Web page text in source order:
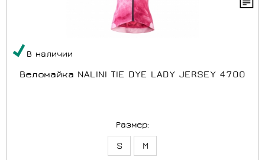
В наличии
Веломайка NALINI TIE DYE LADY JERSEY 4700
Размер:
S M